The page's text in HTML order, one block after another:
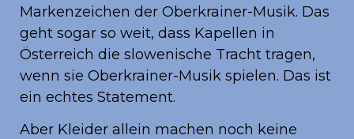
Markenzeichen der Oberkrainer-Musik. Das
geht sogar so weit, dass Kapellen in
Österreich die slowenische Tracht tragen,
wenn sie Oberkrainer-Musik spielen. Das ist
ein echtes Statement.
Aber Kleider allein machen noch keine